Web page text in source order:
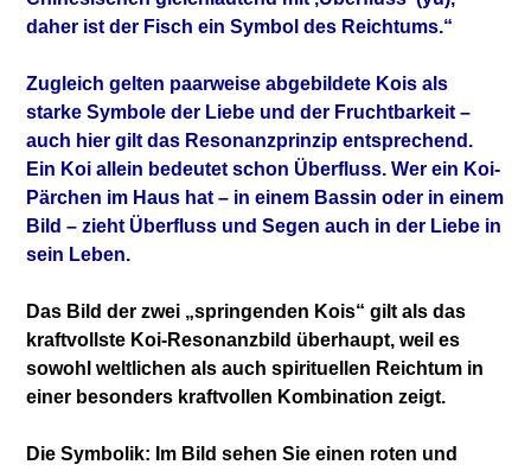
daher ist der Fisch ein Symbol des Reichtums.“
Zugleich gelten paarweise abgebildete Kois als
starke Symbole der Liebe und der Fruchtbarkeit –
auch hier gilt das Resonanzprinzip entsprechend.
Ein Koi allein bedeutet schon Überfluss. Wer ein Koi-
Pärchen im Haus hat – in einem Bassin oder in einem
Bild – zieht Überfluss und Segen auch in der Liebe in
sein Leben.
Das Bild der zwei „springenden Kois“ gilt als das
kraftvollste Koi-Resonanzbild überhaupt, weil es
sowohl weltlichen als auch spirituellen Reichtum in
einer besonders kraftvollen Kombination zeigt.
Die Symbolik: Im Bild sehen Sie einen roten und